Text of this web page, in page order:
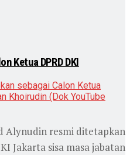
Ketua DPRD DKI
Alynudin resmi ditetapkan
Jakarta sisa masa jabatan